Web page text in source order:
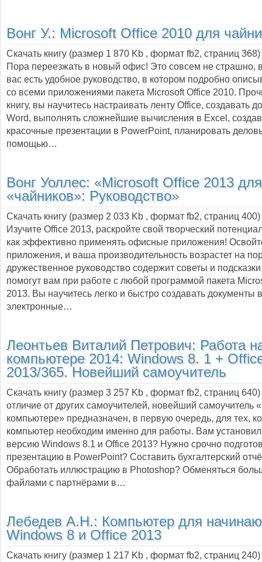
Вонг У.: Microsoft Office 2010 для
Скачать книгу (размер 1 870 Kb , формат fb2, страниц 368
Пора переезжать в новый офис! Это совсем не страшно,
вас есть удобное руководство, в котором подробно
со всеми приложениями пакета Microsoft Office 2010.
книгу, вы научитесь настраивать ленту Office, создавать
Word, выполнять сложнейшие вычисления в Excel,
красочные презентации в PowerPoint, планировать
помощью…
Вонг Уоллес: «Microsoft Office 2013 для
«чайников»: Руководство»
Скачать книгу (размер 2 033 Kb , формат fb2, страниц 400
Изучите Office 2013, раскройте свой творческий
как эффективно применять офисные приложения!
приложения, и ваша производительность возрастет на
дружественное руководство содержит советы и
помогут вам при работе с любой программой пакета
2013. Вы научитесь легко и быстро создавать документы
электронные…
Леонтьев Виталий Петрович: Работа
компьютере 2014: Windows 8. 1 +
2013/365. Новейший самоучитель
Скачать книгу (размер 3 257 Kb , формат fb2, страниц 640
отличие от других самоучителей, новейший самоучитель
компьютере» предназначен, в первую очередь, для тех,
компьютер необходим именно для работы. Вам
версию Windows 8.1 и Office 2013? Нужно срочно
презентацию в PowerPoint? Составить бухгалтерский
Обработать иллюстрацию в Photoshop? Обменяться
файлами с партнёрами в…
Лебедев А.Н.: Компьютер для
Windows 8 и Office 2013
Скачать книгу (размер 1 217 Kb , формат fb2, страниц 240